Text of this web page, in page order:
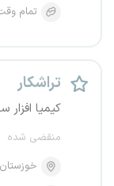
تمام
تراشکار
کیمیا افزار
منقضی شده
خوزستان